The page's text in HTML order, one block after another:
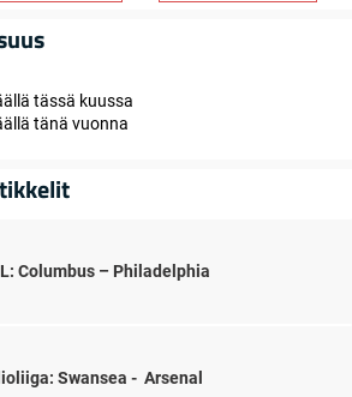
tässä kuussa
tänä vuonna
Columbus – Philadelphia
Swansea - Arsenal